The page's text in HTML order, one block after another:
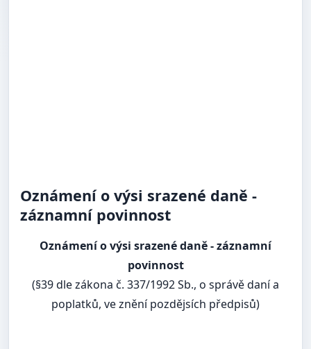
Oznámení o výsi srazené daně -
záznamní povinnost
Oznámení o výsi srazené daně - záznamní
povinnost
(§39 dle zákona č. 337/1992 Sb., o správě daní a
poplatků, ve znění pozdějsích předpisů)